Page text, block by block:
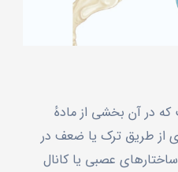
در آن بخشی از مادهٔ
از طریق ترک یا ضعف در
عصبی یا کانال